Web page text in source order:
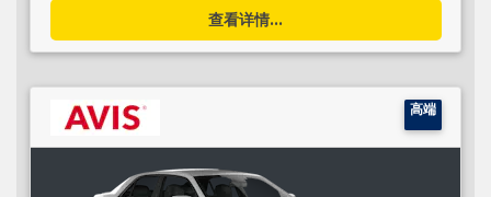
查看详情...
高端